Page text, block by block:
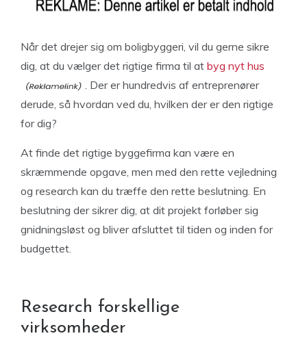
Når det drejer sig om boligbyggeri, vil du gerne sikre
dig, at du vælger det rigtige firma til at byg nyt hus
. Der er hundredvis af entreprenører
derude, så hvordan ved du, hvilken der er den rigtige
for dig?
At finde det rigtige byggefirma kan være en
skræmmende opgave, men med den rette vejledning
og research kan du træffe den rette beslutning. En
beslutning der sikrer dig, at dit projekt forløber sig
gnidningsløst og bliver afsluttet til tiden og inden for
budgettet.
Research forskellige
virksomheder